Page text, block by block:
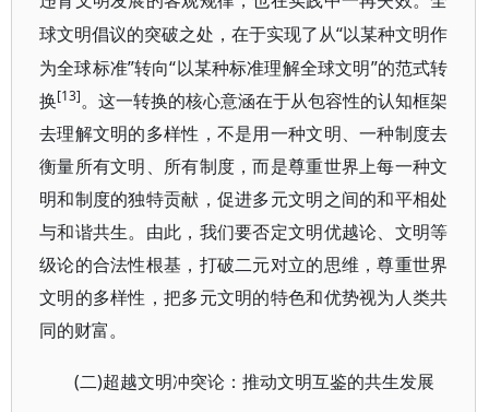
球文明倡议的突破之处，在于实现了从“以某种文明作
为全球标准”转向“以某种标准理解全球文明”的范式转
换[13]。这一转换的核心意涵在于从包容性的认知框架
去理解文明的多样性，不是用一种文明、一种制度去
衡量所有文明、所有制度，而是尊重世界上每一种文
明和制度的独特贡献，促进多元文明之间的和平相处
与和谐共生。由此，我们要否定文明优越论、文明等
级论的合法性根基，打破二元对立的思维，尊重世界
文明的多样性，把多元文明的特色和优势视为人类共
同的财富。
(二)超越文明冲突论：推动文明互鉴的共生发展